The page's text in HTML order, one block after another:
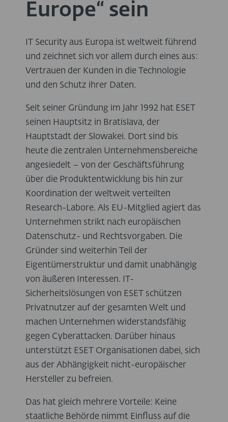
Europe“ sein
IT Security aus Europa ist weltweit führend
und zeichnet sich vor allem durch eines aus:
Vertrauen der Kunden in die Technologie
und den Schutz ihrer Daten.
Seit seiner Gründung im Jahr 1992 hat ESET
seinen Hauptsitz in Bratislava, der
Hauptstadt der Slowakei. Dort sind bis
heute die zentralen Unternehmensbereiche
angesiedelt – von der Geschäftsführung
über die Produktentwicklung bis hin zur
Koordination der weltweit verteilten
Research-Labore. Als EU-Mitglied agiert das
Unternehmen strikt nach europäischen
Datenschutz- und Rechtsvorgaben. Die
Gründer sind weiterhin Teil der
Eigentümerstruktur und damit unabhängig
von äußeren Interessen. IT-
Sicherheitslösungen von ESET schützen
Privatnutzer auf der gesamten Welt und
machen Unternehmen widerstandsfähig
gegen Cyberattacken. Darüber hinaus
unterstützt ESET Organisationen dabei, sich
aus der Abhängigkeit nicht-europäischer
Hersteller zu befreien.
Das hat gleich mehrere Vorteile: Keine
staatliche Behörde nimmt Einfluss auf die